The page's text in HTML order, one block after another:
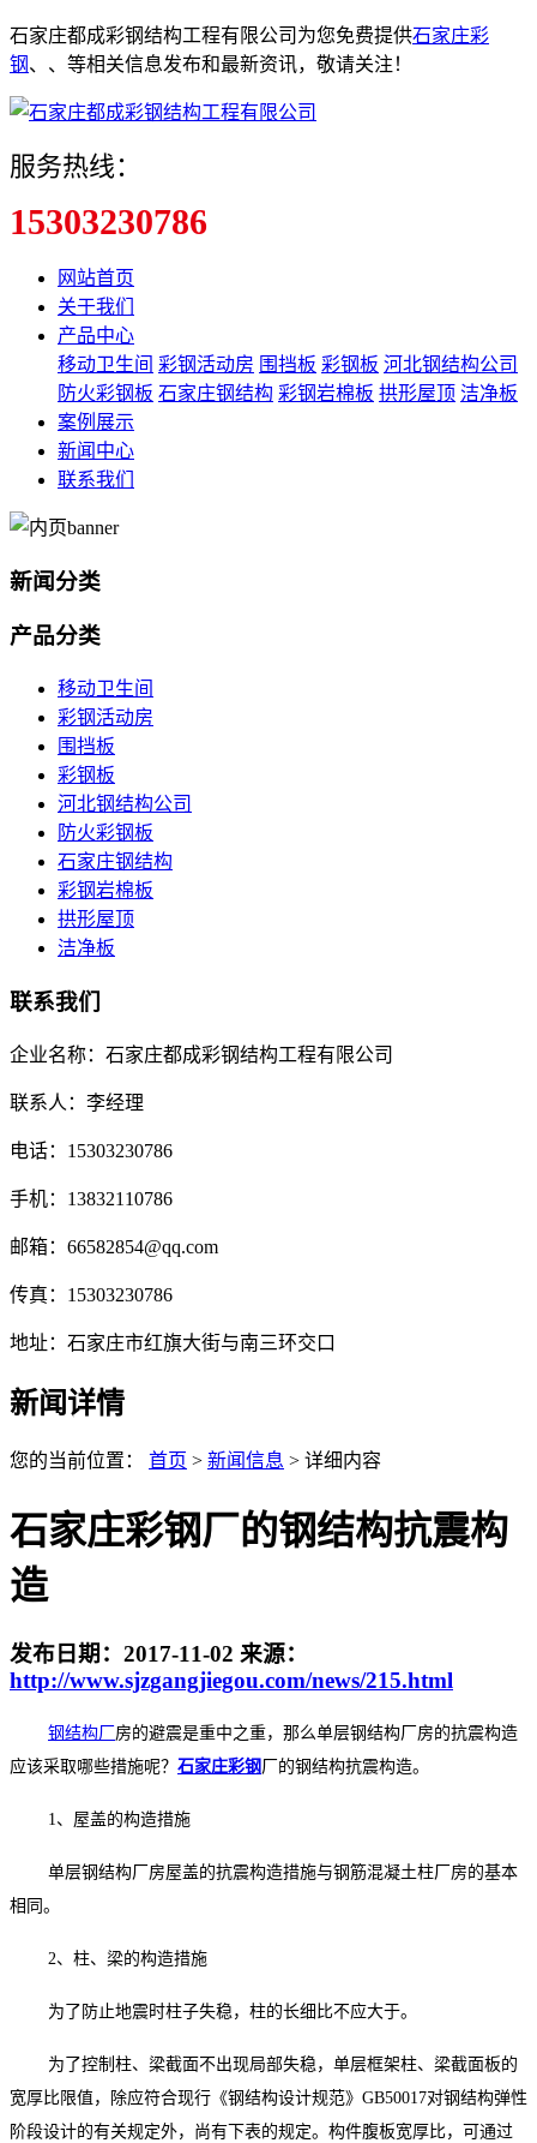
石家庄都成彩钢结构工程有限公司为您免费提供石家庄彩
钢、 、 等相关信息发布和最新资讯，敬请关注！
服务热线：
15303230786
网站首页
关于我们
产品中心
移动卫生间 彩钢活动房 围挡板 彩钢板 河北钢结构公司
防火彩钢板 石家庄钢结构 彩钢岩棉板 拱形屋顶 洁净板
案例展示
新闻中心
联系我们
新闻分类
产品分类
移动卫生间
彩钢活动房
围挡板
彩钢板
河北钢结构公司
防火彩钢板
石家庄钢结构
彩钢岩棉板
拱形屋顶
洁净板
联系我们
企业名称：石家庄都成彩钢结构工程有限公司
联系人：李经理
电话：15303230786
手机：13832110786
邮箱：66582854@qq.com
传真：15303230786
地址：石家庄市红旗大街与南三环交口
新闻详情
您的当前位置： 首页 > 新闻信息 > 详细内容
石家庄彩钢厂的钢结构抗震构
造
发布日期： 2017-11-02 来源：
http://www.sjzgangjiegou.com/news/215.html
钢结构厂 房的避震是重中之重，那么单层钢结构厂房的抗震构造
应该采取哪些措施呢？ 石家庄彩钢 厂的钢结构抗震构造。
1、屋盖的构造措施
单层钢结构厂房屋盖的抗震构造措施与钢筋混凝土柱厂房的基本
相同。
2、柱、梁的构造措施
为了防止地震时柱子失稳，柱的长细比不应大于。
为了控制柱、梁截面不出现局部失稳，单层框架柱、梁截面板的
宽厚比限值，除应符合现行《钢结构设计规范》GB50017对钢结构弹性
阶段设计的有关规定外，尚有下表的规定。构件腹板宽厚比，可通过